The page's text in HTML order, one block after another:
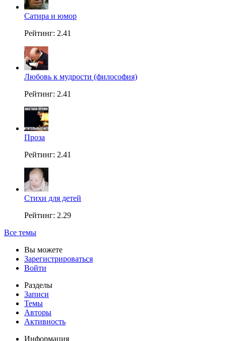
Сатира и юмор
Рейтинг: 2.41
Любовь к мудрости (философия)
Рейтинг: 2.41
Проза
Рейтинг: 2.41
Стихи для детей
Рейтинг: 2.29
Все темы
Вы можете
Зарегистрироваться
Войти
Разделы
Записи
Темы
Авторы
Активность
Информация